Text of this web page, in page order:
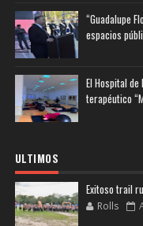
“Guadalupe
espacios
El Hospital
terapéutico
ULTIMOS
Exitoso trail
Rolls